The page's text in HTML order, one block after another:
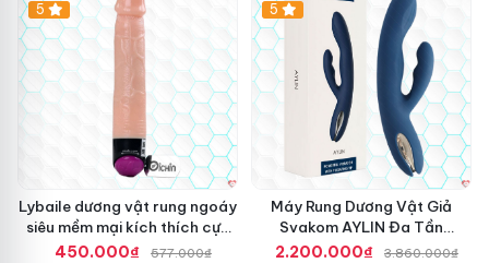
Hot
5
Lybaile dương vật rung ngoáy
siêu mềm mại kích thích cực
mạnh
450.000₫ 577.000₫
Hot
5
Máy Rung Dương Vật Giả
Svakom AYLIN Đa Tần
Massage Sướng
2.200.000₫ 3.860.000₫